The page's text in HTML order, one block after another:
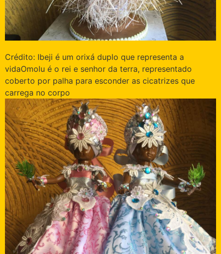
Crédito: Ibeji é um orixá duplo que representa a
vidaOmolu é o rei e senhor da terra, representado
coberto por palha para esconder as cicatrizes que
carrega no corpo